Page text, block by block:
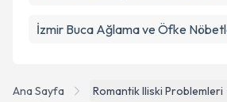
Ana Sayfa Romantik Iliski Problemleri
İzmir Buca Ağlama ve Öfke